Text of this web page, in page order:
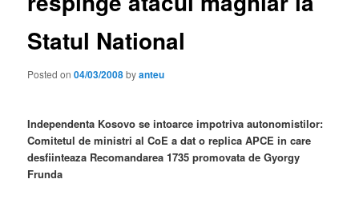
Statul National
Posted on04/03/2008byanteu
Independenta Kosovo se intoarce impotriva autonomistilor:
Comitetul de ministri al CoE a dat o replica APCE in care
desfiinteaza Recomandarea 1735 promovata de Gyorgy
Frunda